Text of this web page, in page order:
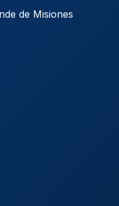
de Misiones